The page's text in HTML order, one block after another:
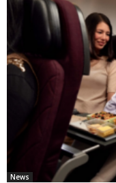
News